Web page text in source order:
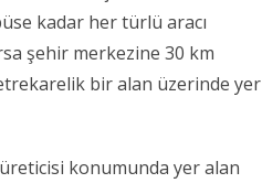
kadar her türlü aracı
şehir merkezine 30 km
bir alan üzerinde yer
konumunda yer alan